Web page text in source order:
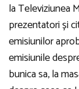
la Televiziunea
prezentatori și
emisiunilor
emisiunile
bunica sa, la